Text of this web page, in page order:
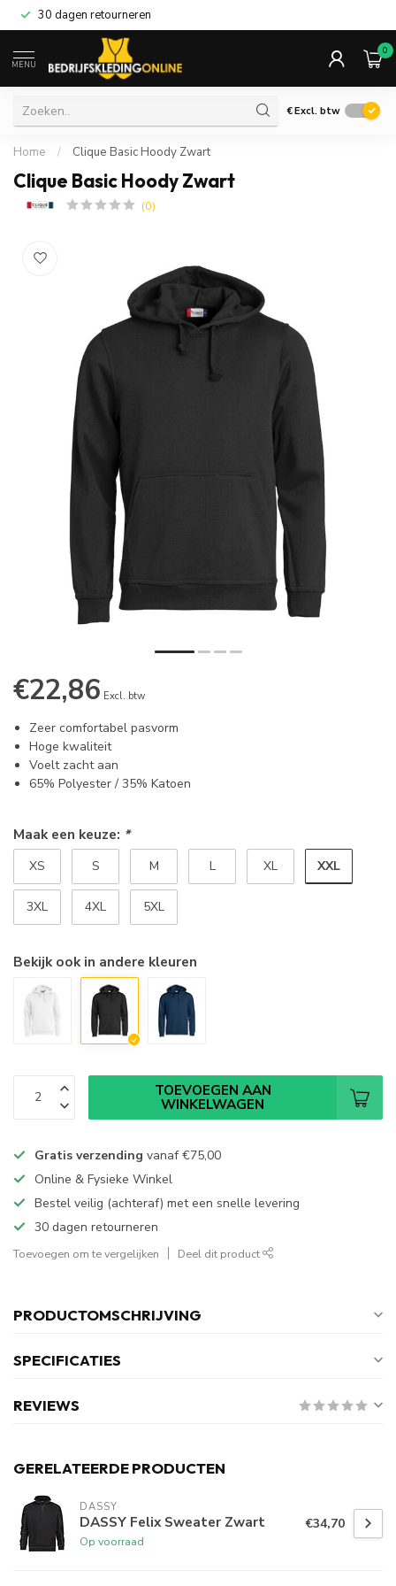
30 dagen retourneren
MENU
0
€Excl. btw
Home / Clique Basic Hoody Zwart
Clique Basic Hoody Zwart
(0)
€22,86 Excl. btw
Zeer comfortabel pasvorm
Hoge kwaliteit
Voelt zacht aan
65% Polyester / 35% Katoen
Maak een keuze: *
XS S M L XL XXL
3XL 4XL 5XL
Bekijk ook in andere kleuren
TOEVOEGEN AAN
WINKELWAGEN
Gratis verzending vanaf€75,00
Online & Fysieke Winkel
Bestel veilig (achteraf) met een snelle levering
30 dagen retourneren
Toevoegen om te vergelijken Deel dit product
PRODUCTOMSCHRIJVING
SPECIFICATIES
REVIEWS
GERELATEERDE PRODUCTEN
DASSY
DASSY Felix Sweater Zwart
Op voorraad
€34,70